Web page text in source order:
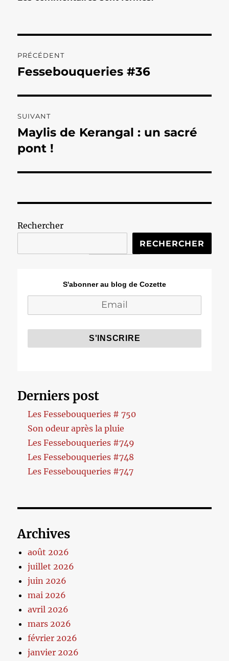
de
PRÉCÉDENT
Publication
Fessebouqueries #36
SUIVANT
Publication
suivante :
Maylis de Kerangal : un sacré
pont !
Rechercher
RECHERCHER
S'abonner au blog de Cozette
Derniers post
Les Fessebouqueries # 750
Son odeur après la pluie
Les Fessebouqueries #749
Les Fessebouqueries #748
Les Fessebouqueries #747
Archives
août 2026
juillet 2026
juin 2026
mai 2026
avril 2026
mars 2026
février 2026
janvier 2026